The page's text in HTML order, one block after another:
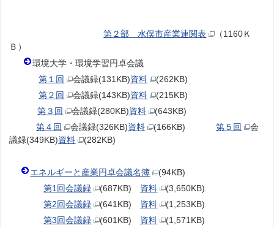
第２部 水俣市産業連関表
（1160Ｋ
Ｂ）
環境大学・環境学習円卓会議
第１回
会議録(131KB)資料
(262KB)
第２回
会議録(143KB)資料
(215KB)
第３回
会議録(280KB)資料
(643KB)
第４回
会議録(326KB)資料 (166KB)第５回
会
議録(349KB)資料 (282KB)
エネルギーと産業円卓会議名簿
(94KB)
第1回会議録
(687KB) 資料
(3,650KB)
第2回会議録
(641KB) 資料
(1,253KB)
第3回会議録
(601KB) 資料
(1,571KB)